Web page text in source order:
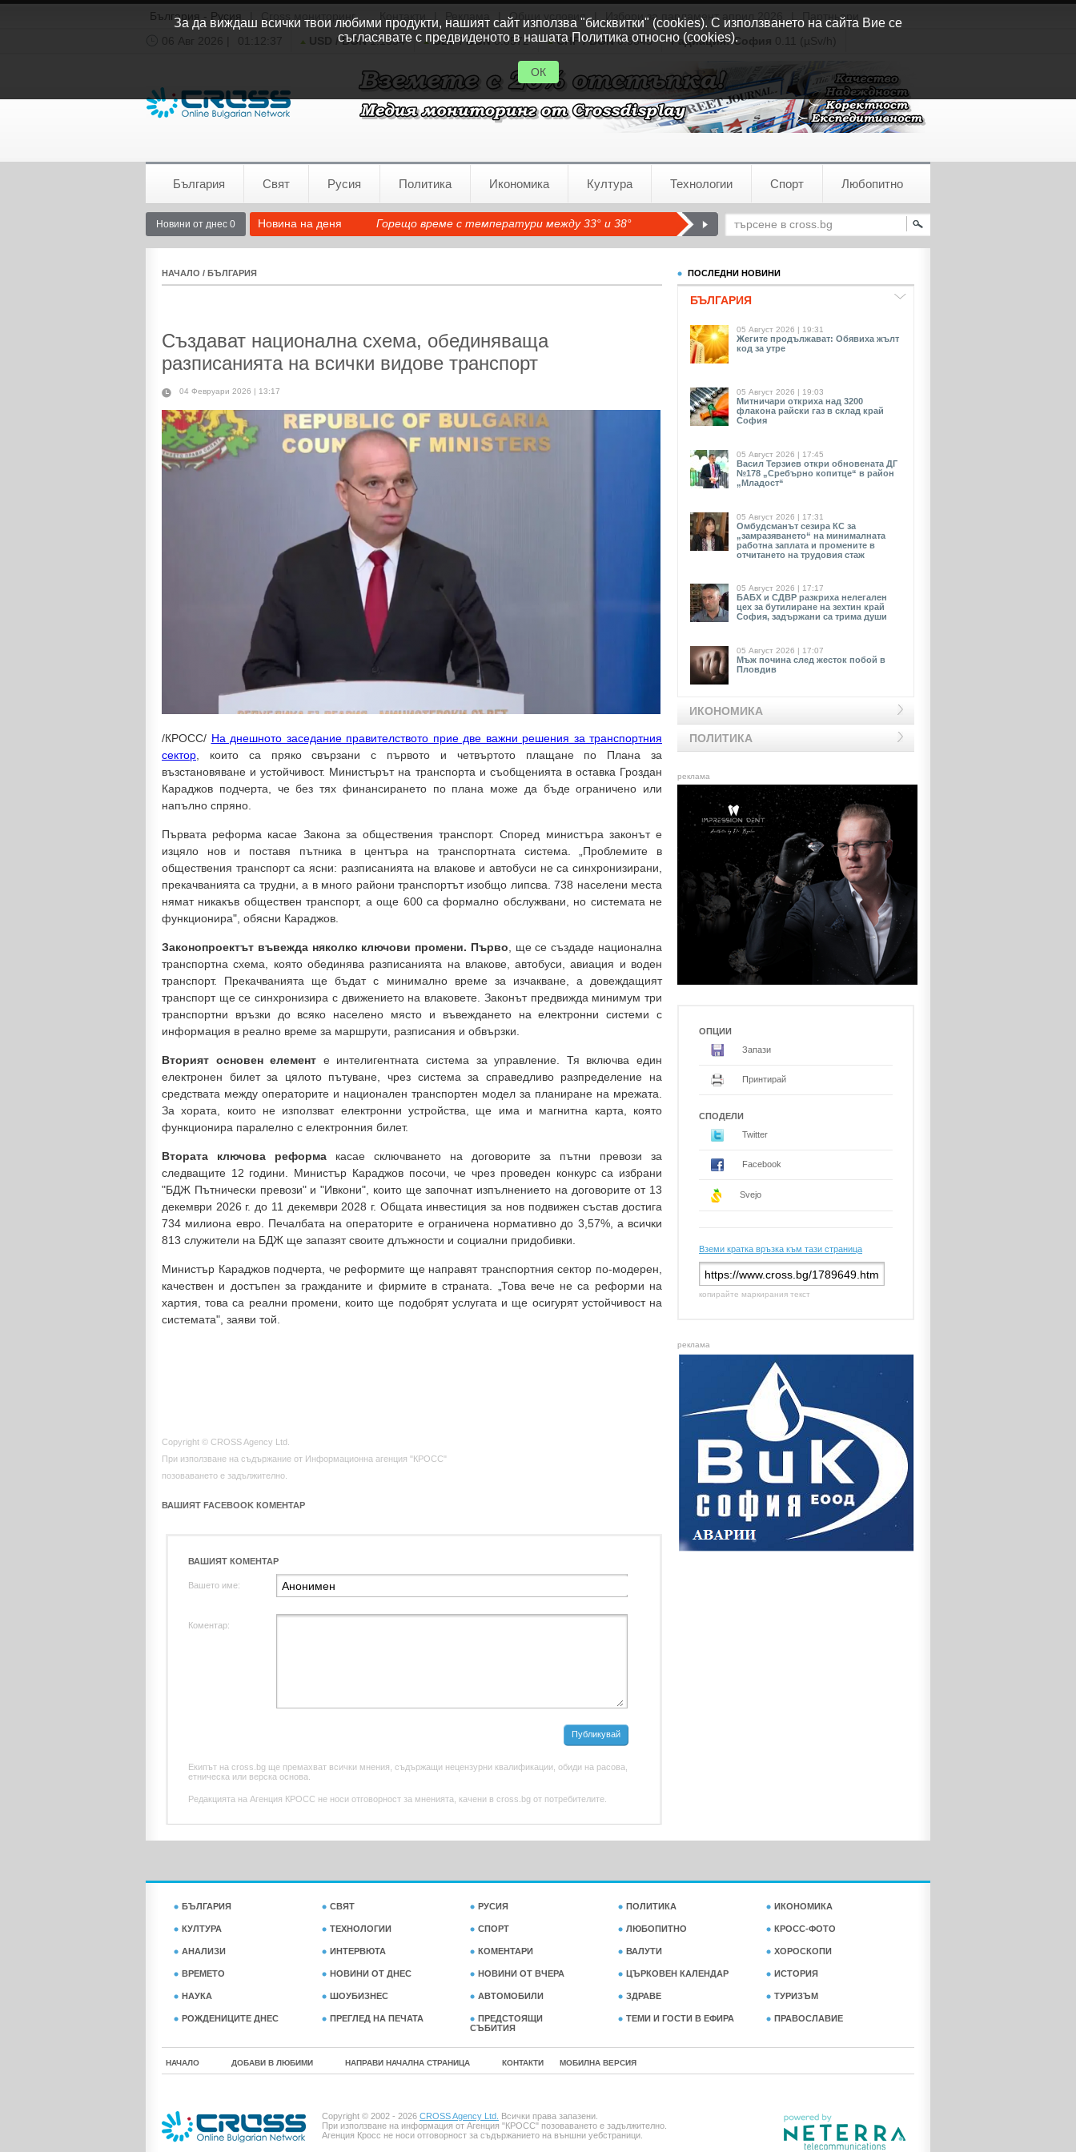
България - Русия Cross мониторинг Общи условия Избори за парламент април 2026
Партньори
06 Авг 2026 |
01:12:38 USD / BGN1.1554 GBP / BGN0.8572 CHF / BGN0.9345 Радиация:София 0.11 (µSv/h)
България Свят Русия Политика Икономика Култура Технологии Спорт Любопитно
Новини от днес 0 Новина на деня Горещо време с температури между 33° и 38°
НАЧАЛО / БЪЛГАРИЯ
Създават национална схема, обединяваща
разписанията на всички видове транспорт
04 Февруари 2026 | 13:17
/КРОСС/ На днешното заседание правителството прие две важни решения за транспортния
сектор , които са пряко свързани с първото и четвъртото плащане по Плана за
възстановяване и устойчивост. Министърът на транспорта и съобщенията в оставка Гроздан
Караджов подчерта, че без тях финансирането по плана може да бъде ограничено или
напълно спряно.
Първата реформа касае Закона за обществения транспорт. Според министъра законът е
изцяло нов и поставя пътника в центъра на транспортната система. „Проблемите в
обществения транспорт са ясни: разписанията на влакове и автобуси не са синхронизирани,
прекачванията са трудни, а в много райони транспортът изобщо липсва. 738 населени места
нямат никакъв обществен транспорт, а още 600 са формално обслужвани, но системата не
функционира", обясни Караджов.
Законопроектът въвежда няколко ключови промени. Първо , ще се създаде национална
транспортна схема, която обединява разписанията на влакове, автобуси, авиация и воден
транспорт. Прекачванията ще бъдат с минимално време за изчакване, а довеждащият
транспорт ще се синхронизира с движението на влаковете. Законът предвижда минимум три
транспортни връзки до всяко населено място и въвеждането на електронни системи с
информация в реално време за маршрути, разписания и обвързки.
Вторият основен елемент е интелигентната система за управление. Тя включва един
електронен билет за цялото пътуване, чрез система за справедливо разпределение на
средствата между операторите и национален транспортен модел за планиране на мрежата.
За хората, които не използват електронни устройства, ще има и магнитна карта, която
функционира паралелно с електронния билет.
Втората ключова реформа касае сключването на договорите за пътни превози за
следващите 12 години. Министър Караджов посочи, че чрез проведен конкурс са избрани
"БДЖ Пътнически превози" и "Ивкони", които ще започнат изпълнението на договорите от 13
декември 2026 г. до 11 декември 2028 г. Общата инвестиция за нов подвижен състав достига
734 милиона евро. Печалбата на операторите е ограничена нормативно до 3,57%, а всички
813 служители на БДЖ ще запазят своите длъжности и социални придобивки.
Министър Караджов подчерта, че реформите ще направят транспортния сектор по-модерен,
качествен и достъпен за гражданите и фирмите в страната. „Това вече не са реформи на
хартия, това са реални промени, които ще подобрят услугата и ще осигурят устойчивост на
системата", заяви той.
Copyright © CROSS Agency Ltd.
При използване на съдържание от Информационна агенция "КРОСС"
позоваването е задължително.
ВАШИЯТ FACEBOOK КОМЕНТАР
ВАШИЯТ КОМЕНТАР
Вашето име:
Коментар:
Публикувай
Екипът на cross.bg ще премахват всички мнения, съдържащи нецензурни квалификации, обиди на расова,
етническа или верска основа.
Редакцията на Агенция КРОСС не носи отговорност за мненията, качени в cross.bg от потребителите.
ПОСЛЕДНИ НОВИНИ
БЪЛГАРИЯ
05 Август 2026 | 19:31
Жегите продължават: Обявиха жълт
код за утре
05 Август 2026 | 19:03
Митничари откриха над 3200
флакона райски газ в склад край
София
05 Август 2026 | 17:45
Васил Терзиев откри обновената ДГ
№178 „Сребърно копитце“ в район
„Младост“
05 Август 2026 | 17:31
Омбудсманът сезира КС за
„замразяването“ на минималната
работна заплата и промените в
отчитането на трудовия стаж
05 Август 2026 | 17:17
БАБХ и СДВР разкриха нелегален
цех за бутилиране на зехтин край
София, задържани са трима души
05 Август 2026 | 17:07
Мъж почина след жесток побой в
Пловдив
ИКОНОМИКА
ПОЛИТИКА
реклама
ОПЦИИ
Запази
Принтирай
СПОДЕЛИ
Twitter
Facebook
Svejo
Вземи кратка връзка към тази страница
копирайте маркирания текст
реклама
БЪЛГАРИЯ СВЯТ РУСИЯ ПОЛИТИКА ИКОНОМИКА
КУЛТУРА ТЕХНОЛОГИИ СПОРТ ЛЮБОПИТНО КРОСС-ФОТО
АНАЛИЗИ ИНТЕРВЮТА КОМЕНТАРИ ВАЛУТИ ХОРОСКОПИ
ВРЕМЕТО НОВИНИ ОТ ДНЕС НОВИНИ ОТ ВЧЕРА ЦЪРКОВЕН КАЛЕНДАР ИСТОРИЯ
НАУКА ШОУБИЗНЕС АВТОМОБИЛИ ЗДРАВЕ ТУРИЗЪМ
РОЖДЕНИЦИТЕ ДНЕС ПРЕГЛЕД НА ПЕЧАТА
ПРЕДСТОЯЩИ
СЪБИТИЯ
ТЕМИ И ГОСТИ В ЕФИРА ПРАВОСЛАВИЕ
НАЧАЛО ДОБАВИ В ЛЮБИМИ НАПРАВИ НАЧАЛНА СТРАНИЦА КОНТАКТИ МОБИЛНА ВЕРСИЯ
Copyright © 2002 - 2026 CROSS Agency Ltd. Всички права запазени.
При използване на информация от Агенция "КРОСС" позоваването е задължително.
Агенция Кросс не носи отговорност за съдържанието на външни уебстраници.
За да виждаш всички твои любими продукти, нашият сайт използва "бисквитки" (cookies). С използването на сайта Вие се
съгласявате с предвиденото в нашата Политика относно (cookies).
ОК